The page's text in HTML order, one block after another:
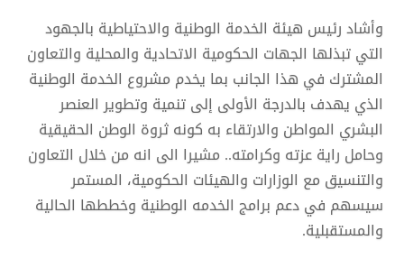
وأشاد رئيس هيئة الخدمة الوطنية والاحتياطية بالجهود
التي تبذلها الجهات الحكومية الاتحادية والمحلية والتعاون
المشترك في هذا الجانب بما يخدم مشروع الخدمة الوطنية
الذي يهدف بالدرجة الأولى إلى تنمية وتطوير العنصر
البشري المواطن والارتقاء به كونه ثروة الوطن الحقيقية
وحامل راية عزته وكرامته.. مشيرا الى انه من خلال التعاون
والتنسيق مع الوزارات والهيئات الحكومية، المستمر
سيسهم في دعم برامج الخدمه الوطنية وخططها الحالية
والمستقبلية.